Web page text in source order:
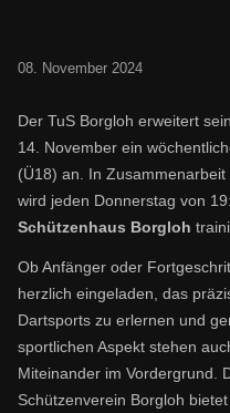
08. November 2024
Der TuS Borgloh erweitert
14. November ein
(Ü18) an. In
wird jeden Donnerstag von
Schützenhaus Borgloh
Ob Anfänger oder
herzlich eingeladen, das
Dartsports zu erlernen und
sportlichen Aspekt stehen
Miteinander im Vordergrund.
Schützenverein Borgloh